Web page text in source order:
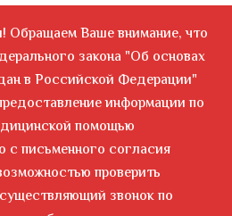
Анатольевичу Пахомову за
совета своей сестры (он ее
которые нашла в интернете!
которые прочитала в его
не оставалось сомнений, что
свое женское здоровье!
лишь самое важное
и человек. Его отношение к
себя: профессионализм в
Обращаем Ваше внимание, что
закона "Об основах
в Российской Федерации"
информации по
помощью
с письменного согласия
проверить
звонок по